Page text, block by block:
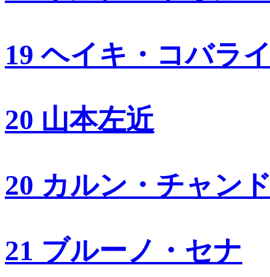
19 ヘイキ・コバラ
20 山本左近
20 カルン・チャン
21 ブルーノ・セナ